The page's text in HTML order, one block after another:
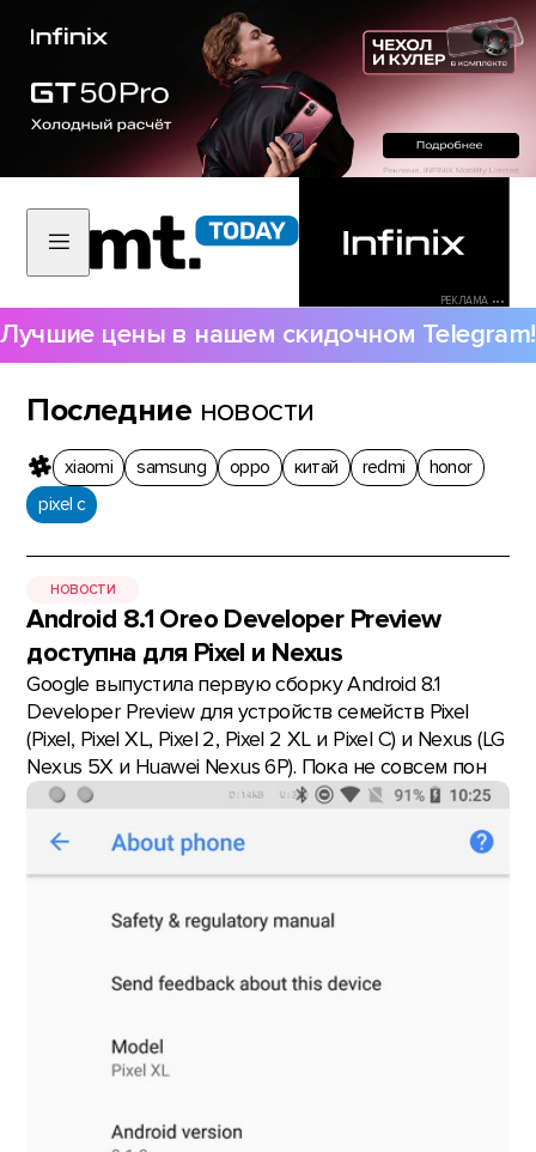
РЕКЛАМА •••
Лучшие цены в нашем скидочном Telegram!
Последние новости
xiaomi samsung oppo китай redmi
honor
pixel c
НОВОСТИ
Android 8.1 Oreo Developer Preview
доступна для Pixel и Nexus
Google выпустила первую сборку Android 8.1
Developer Preview для устройств семейств Pixel
(Pixel, Pixel XL, Pixel 2, Pixel 2 XL и Pixel C) и Nexus (LG
Nexus 5X и Huawei Nexus 6P). Пока не совсем пон